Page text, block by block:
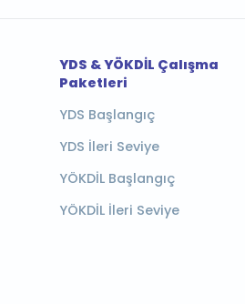
YDS & YÖKDİL Çalışma
Paketleri
YDS Başlangıç
YDS İleri Seviye
YÖKDİL Başlangıç
YÖKDİL İleri Seviye